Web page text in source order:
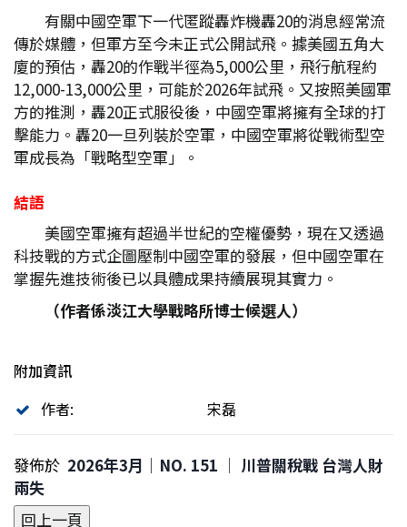
有關中國空軍下一代匿蹤轟炸機轟20的消息經常流
傳於媒體，但軍方至今未正式公開試飛。據美國五角大
廈的預估，轟20的作戰半徑為5,000公里，飛行航程約
12,000-13,000公里，可能於2026年試飛。又按照美國軍
方的推測，轟20正式服役後，中國空軍將擁有全球的打
擊能力。轟20一旦列裝於空軍，中國空軍將從戰術型空
軍成長為「戰略型空軍」。
結語
美國空軍擁有超過半世紀的空權優勢，現在又透過
科技戰的方式企圖壓制中國空軍的發展，但中國空軍在
掌握先進技術後已以具體成果持續展現其實力。
（作者係淡江大學戰略所博士候選人）
附加資訊
作者:
宋磊
發佈於 2026年3月｜NO. 151 │ 川普關稅戰 台灣人財
兩失